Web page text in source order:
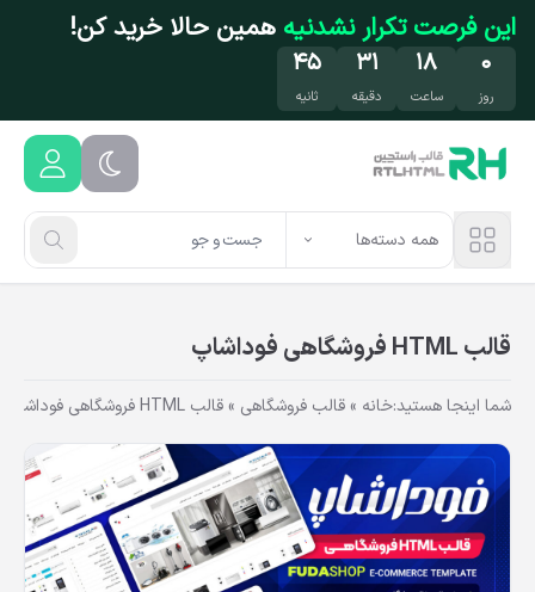
رفتن به محتوای اصلی
این فرصت تکرار نشدنیه همین حالا خرید کن!
۰
روز
۱۸
ساعت
۳۱
دقیقه
۴۴
ثانیه
همه دسته‌ها
قالب HTML فروشگاهی فوداشاپ
شما اینجا هستید:خانه »قالب فروشگاهی »قالب HTML فروشگاهی فوداشاپ